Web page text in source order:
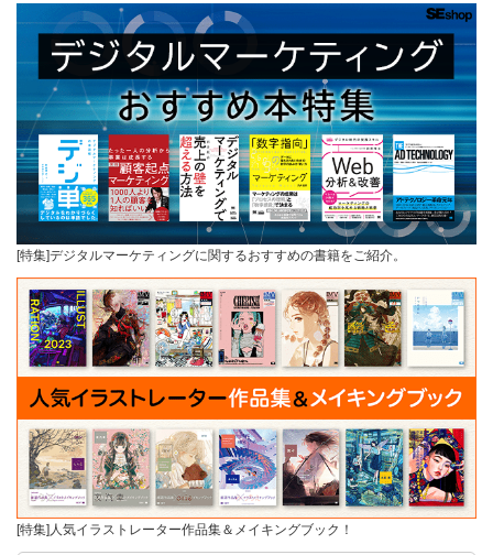
[特集]デジタルマーケティングに関するおすすめの書籍をご紹介。
[特集]人気イラストレーター作品集＆メイキングブック！